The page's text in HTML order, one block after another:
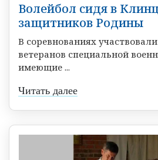
Волейбол сидя в
защитников Родины
В соревнованиях
ветеранов специальной
имеющие ...
Читать далее